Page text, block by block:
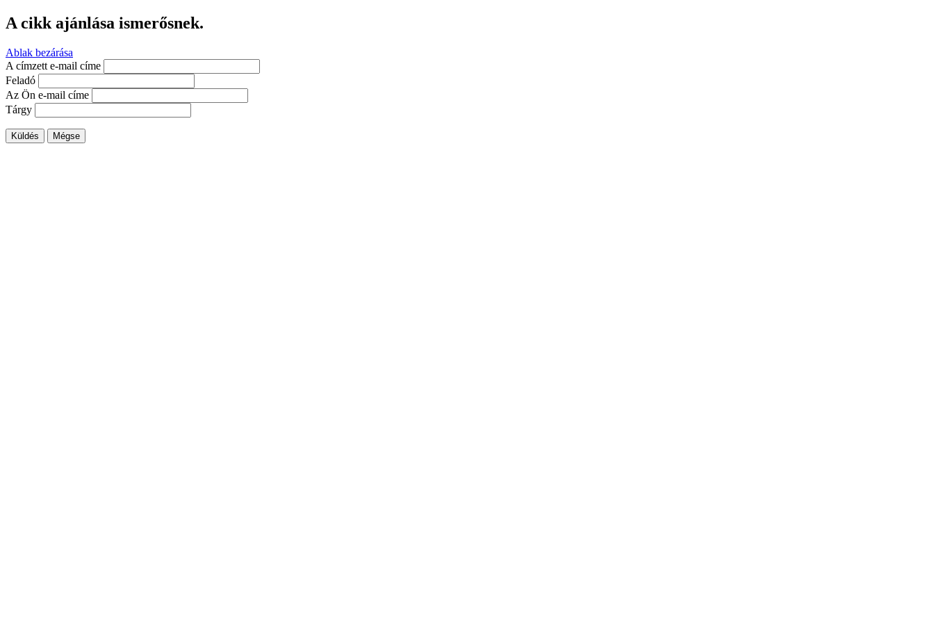
A cikk ajánlása ismerősnek.
Ablak bezárása
A címzett e-mail címe
Feladó
Az Ön e-mail címe
Tárgy
Küldés Mégse